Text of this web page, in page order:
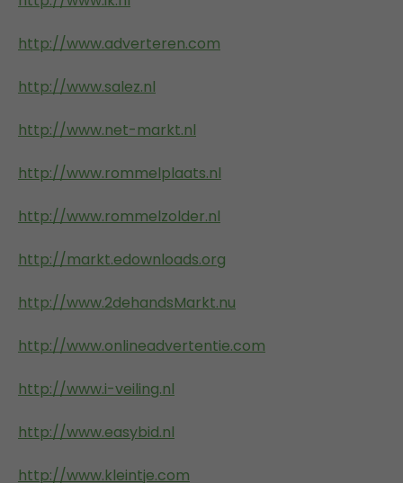
http://www.adverteren.com
http://www.salez.nl
http://www.net-markt.nl
http://www.rommelplaats.nl
http://www.rommelzolder.nl
http://markt.edownloads.org
http://www.2dehandsMarkt.nu
http://www.onlineadvertentie.com
http://www.i-veiling.nl
http://www.easybid.nl
http://www.kleintje.com